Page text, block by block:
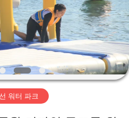
워터 파크